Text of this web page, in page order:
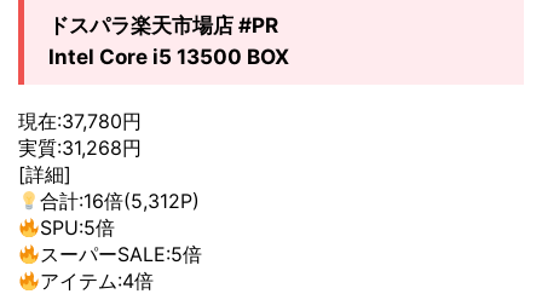
ドスパラ楽天市場店 #PR
Intel Core i5 13500 BOX
現在:37,780円
実質:31,268円
[詳細]
合計:16倍(5,312P)
SPU:5倍
スーパーSALE:5倍
アイテム:4倍